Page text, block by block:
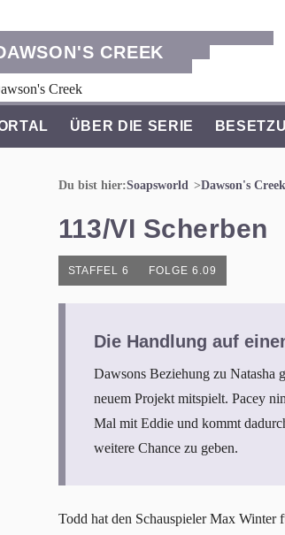
CREEK
ÜBER DIE SERIE
Du bist hier:Soapsworld Dawson's Creek
113/VI Scherben
STAFFEL 6 FOLGE 6.09
Die Handlung auf
Dawsons Beziehung zu Natasha
neuem Projekt mitspielt. Pacey
Mal mit Eddie und kommt
weitere Chance zu geben.
Todd hat den Schauspieler Max Winter